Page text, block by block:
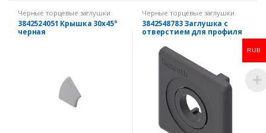
Черные торцевые заглушки
3842524051 Крышка 30х45°
черная
Черные торцевые заглушки
3842548783 Заглушка с
отверстием для профиля
RUB